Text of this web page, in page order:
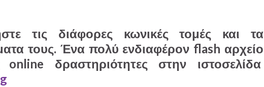
τις διάφορες κωνικές τομές και τα
τους. Ένα πολύ ενδιαφέρον flash αρχείο
δραστηριότητες στην ιστοσελίδα